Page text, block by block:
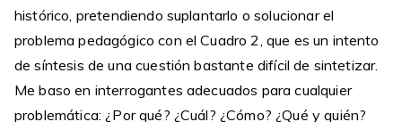
histórico, pretendiendo suplantarlo o solucionar el
problema pedagógico con el Cuadro 2, que es un intento
de síntesis de una cuestión bastante difícil de sintetizar.
Me baso en interrogantes adecuados para cualquier
problemática: ¿Por qué? ¿Cuál? ¿Cómo? ¿Qué y quién?